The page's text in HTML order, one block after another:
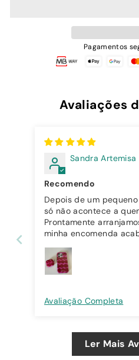
Pagamentos
Avaliações
Sandra Artemisa
Recomendo
Depois de um
só não acontece a
Prontamente
minha encomenda
detalhes e de
Obrigada. Até breve
Avaliação Completa
Ler Mais